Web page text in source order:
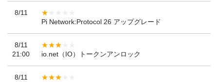
8/11
Pi Network:Protocol 26 アップグレード
8/11
21:00
io.net（IO）トークンアンロック
8/11